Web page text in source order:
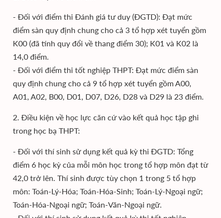
- Đối với điểm thi Đánh giá tư duy (ĐGTD): Đạt mức
điểm sàn quy định chung cho cả 3 tổ hợp xét tuyển gồm
K00 (đã tính quy đổi về thang điểm 30); K01 và K02 là
14,0 điểm.
- Đối với điểm thi tốt nghiệp THPT: Đạt mức điểm sàn
quy định chung cho cả 9 tổ hợp xét tuyển gồm A00,
A01, A02, B00, D01, D07, D26, D28 và D29 là 23 điểm.
2. Điều kiện về học lực căn cứ vào kết quả học tập ghi
trong học bạ THPT:
- Đối với thí sinh sử dụng kết quả kỳ thi ĐGTD: Tổng
điểm 6 học kỳ của mỗi môn học trong tổ hợp môn đạt từ
42,0 trở lên. Thí sinh được tùy chọn 1 trong 5 tổ hợp
môn: Toán-Lý-Hóa; Toán-Hóa-Sinh; Toán-Lý-Ngoại ngữ;
Toán-Hóa-Ngoại ngữ; Toán-Văn-Ngoại ngữ.